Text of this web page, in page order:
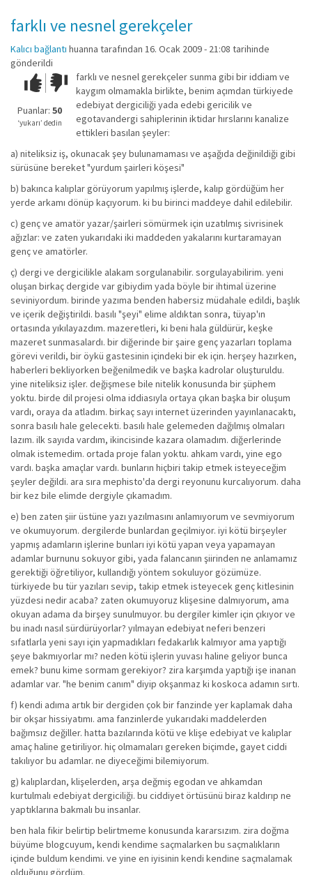
farklı ve nesnel gerekçeler
Kalıcı bağlantı huanna tarafından 16. Ocak 2009 - 21:08 tarihinde
gönderildi
Çok iyi!O
kadar
iyi
değil!
Puanlar: 50
‘yukarı’ dedin
farklı ve nesnel gerekçeler sunma gibi bir iddiam ve
kaygım olmamakla birlikte, benim açımdan türkiyede
edebiyat dergiciliği yada edebi gericilik ve
egotavandergi sahiplerinin iktidar hırslarını kanalize
ettikleri basılan şeyler:
a) niteliksiz iş, okunacak şey bulunamaması ve aşağıda değinildiği gibi
sürüsüne bereket "yurdum şairleri köşesi"
b) bakınca kalıplar görüyorum yapılmış işlerde, kalıp gördüğüm her
yerde arkamı dönüp kaçıyorum. ki bu birinci maddeye dahil edilebilir.
c) genç ve amatör yazar/şairleri sömürmek için uzatılmış sivrisinek
ağızlar: ve zaten yukarıdaki iki maddeden yakalarını kurtaramayan
genç ve amatörler.
ç) dergi ve dergicilikle alakam sorgulanabilir. sorgulayabilirim. yeni
oluşan birkaç dergide var gibiydim yada böyle bir ihtimal üzerine
seviniyordum. birinde yazıma benden habersiz müdahale edildi, başlık
ve içerik değiştirildi. basılı "şeyi" elime aldıktan sonra, tüyap'ın
ortasında yıkılayazdım. mazeretleri, ki beni hala güldürür, keşke
mazeret sunmasalardı. bir diğerinde bir şaire genç yazarları toplama
görevi verildi, bir öykü gastesinin içindeki bir ek için. herşey hazırken,
haberleri bekliyorken beğenilmedik ve başka kadrolar oluşturuldu.
yine niteliksiz işler. değişmese bile nitelik konusunda bir şüphem
yoktu. birde dil projesi olma iddiasıyla ortaya çıkan başka bir oluşum
vardı, oraya da atladım. birkaç sayı internet üzerinden yayınlanacaktı,
sonra basılı hale gelecekti. basılı hale gelemeden dağılmış olmaları
lazım. ilk sayıda vardım, ikincisinde kazara olamadım. diğerlerinde
olmak istemedim. ortada proje falan yoktu. ahkam vardı, yine ego
vardı. başka amaçlar vardı. bunların hiçbiri takip etmek isteyeceğim
şeyler değildi. ara sıra mephisto'da dergi reyonunu kurcalıyorum. daha
bir kez bile elimde dergiyle çıkamadım.
e) ben zaten şiir üstüne yazı yazılmasını anlamıyorum ve sevmiyorum
ve okumuyorum. dergilerde bunlardan geçilmiyor. iyi kötü birşeyler
yapmış adamların işlerine bunları iyi kötü yapan veya yapamayan
adamlar burnunu sokuyor gibi, yada falancanın şiirinden ne anlamamız
gerektiği öğretiliyor, kullandığı yöntem sokuluyor gözümüze.
türkiyede bu tür yazıları sevip, takip etmek isteyecek genç kitlesinin
yüzdesi nedir acaba? zaten okumuyoruz klişesine dalmıyorum, ama
okuyan adama da birşey sunulmuyor. bu dergiler kimler için çıkıyor ve
bu inadı nasıl sürdürüyorlar? yılmayan edebiyat neferi benzeri
sıfatlarla yeni sayı için yapmadıkları fedakarlık kalmıyor ama yaptığı
şeye bakmıyorlar mı? neden kötü işlerin yuvası haline geliyor bunca
emek? bunu kime sormam gerekiyor? zira karşımda yaptığı işe inanan
adamlar var. "he benim canım" diyip okşanmaz ki koskoca adamın sırtı.
f) kendi adıma artık bir dergiden çok bir fanzinde yer kaplamak daha
bir okşar hissiyatımı. ama fanzinlerde yukarıdaki maddelerden
bağımsız değiller. hatta bazılarında kötü ve klişe edebiyat ve kalıplar
amaç haline getiriliyor. hiç olmamaları gereken biçimde, gayet ciddi
takılıyor bu adamlar. ne diyeceğimi bilemiyorum.
g) kalıplardan, klişelerden, arşa değmiş egodan ve ahkamdan
kurtulmalı edebiyat dergiciliği. bu ciddiyet örtüsünü biraz kaldırıp ne
yaptıklarına bakmalı bu insanlar.
ben hala fikir belirtip belirtmeme konusunda kararsızım. zira doğma
büyüme blogcuyum, kendi kendime saçmalarken bu saçmalıkların
içinde buldum kendimi. ve yine en iyisinin kendi kendine saçmalamak
olduğunu gördüm.